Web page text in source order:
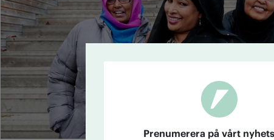
Prenumerera på vårt